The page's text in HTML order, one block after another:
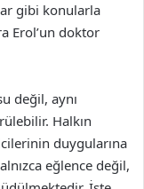
gibi konularla
Erol’un doktor
değil, aynı
Halkın
duygularına
eğlence değil,